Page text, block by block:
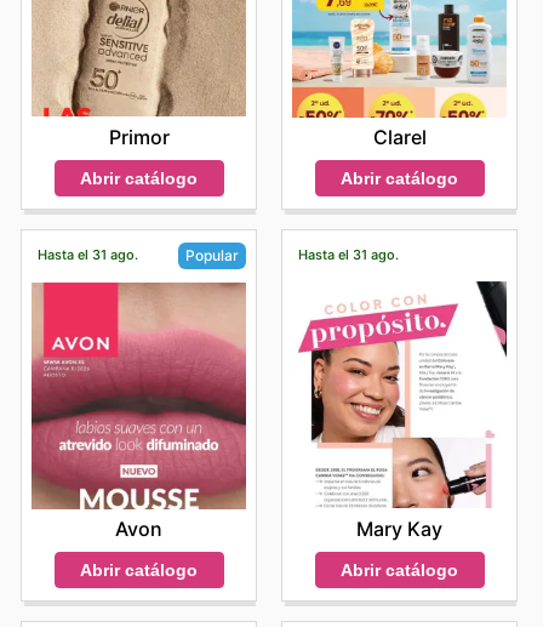
Primor
Abrir catálogo
Clarel
Abrir catálogo
Hasta el 31 ago. Popular
Avon
Abrir catálogo
Hasta el 31 ago.
Mary Kay
Abrir catálogo